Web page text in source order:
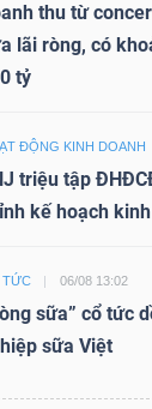
thu từ
lãi ròng, có
tỷ
ĐỘNG KINH DOANH
triệu tập
kế hoạch
TỨC 06/08 13:02
sữa” cổ tức
sữa Việt